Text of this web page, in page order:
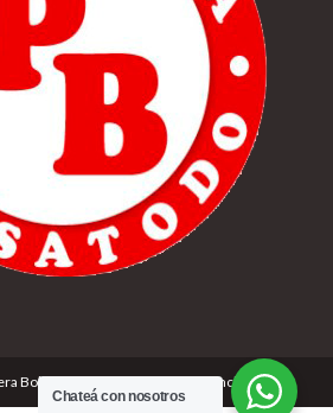
Bolsatodo | Desarrolado porCónclave
Chateá con nosotros